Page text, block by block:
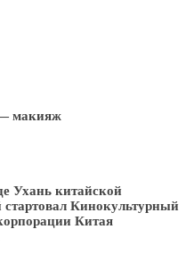
макияж
Ухань китайской
Кинокультурный
Китая